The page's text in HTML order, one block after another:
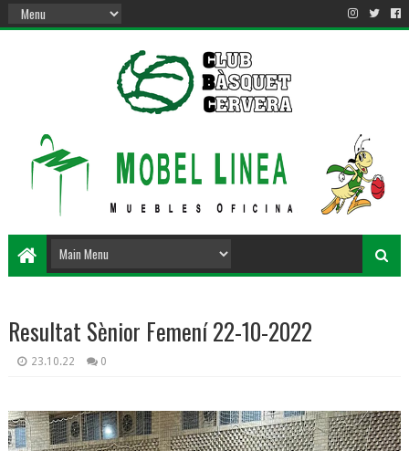
Resultat Sènior Femení 22-10-2022
23.10.22 0